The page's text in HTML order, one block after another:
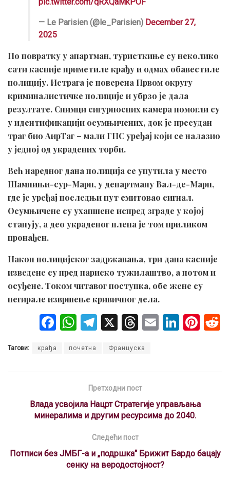
— Le Parisien (@le_Parisien) December 27,
2025
По повратку у апартман, туристкиње су неколико
сати касније приметиле крађу и одмах обавестиле
полицију. Истрага је поверена Првом округу
криминалистичке полиције и убрзо је дала
резултате. Снимци сигурносних камера помогли су
у идентификацији осумњичених, док је пресудан
траг био АирТаг – мали ГПС уређај који се налазио
у једној од украдених торби.
Већ наредног дана полиција се упутила у место
Шампињи-сур-Марн, у департману Вал-де-Марн,
где је уређај последњи пут емитовао сигнал.
Осумњичене су ухапшене испред зграде у којој
станују, а део украденог плена је том приликом
пронађен.
Након полицијског задржавања, три дана касније
изведене су пред париско тужилаштво, а потом и
осуђене. Током читавог поступка, обе жене су
негирале извршење кривичног дела.
F
ce
o
k
W
at
A
p
p
T
e
a
m
X T
s
E Li Pi
Тагови: крађа почетна Француска
Претходни пост
Влада усвојила Нацрт Стратегије управљања
минералима и другим ресурсима до 2040.
Следећи пост
Потписи без ЈМБГ-а и „подршка“ Брижит Бардо бацају
сенку на веродостојност?